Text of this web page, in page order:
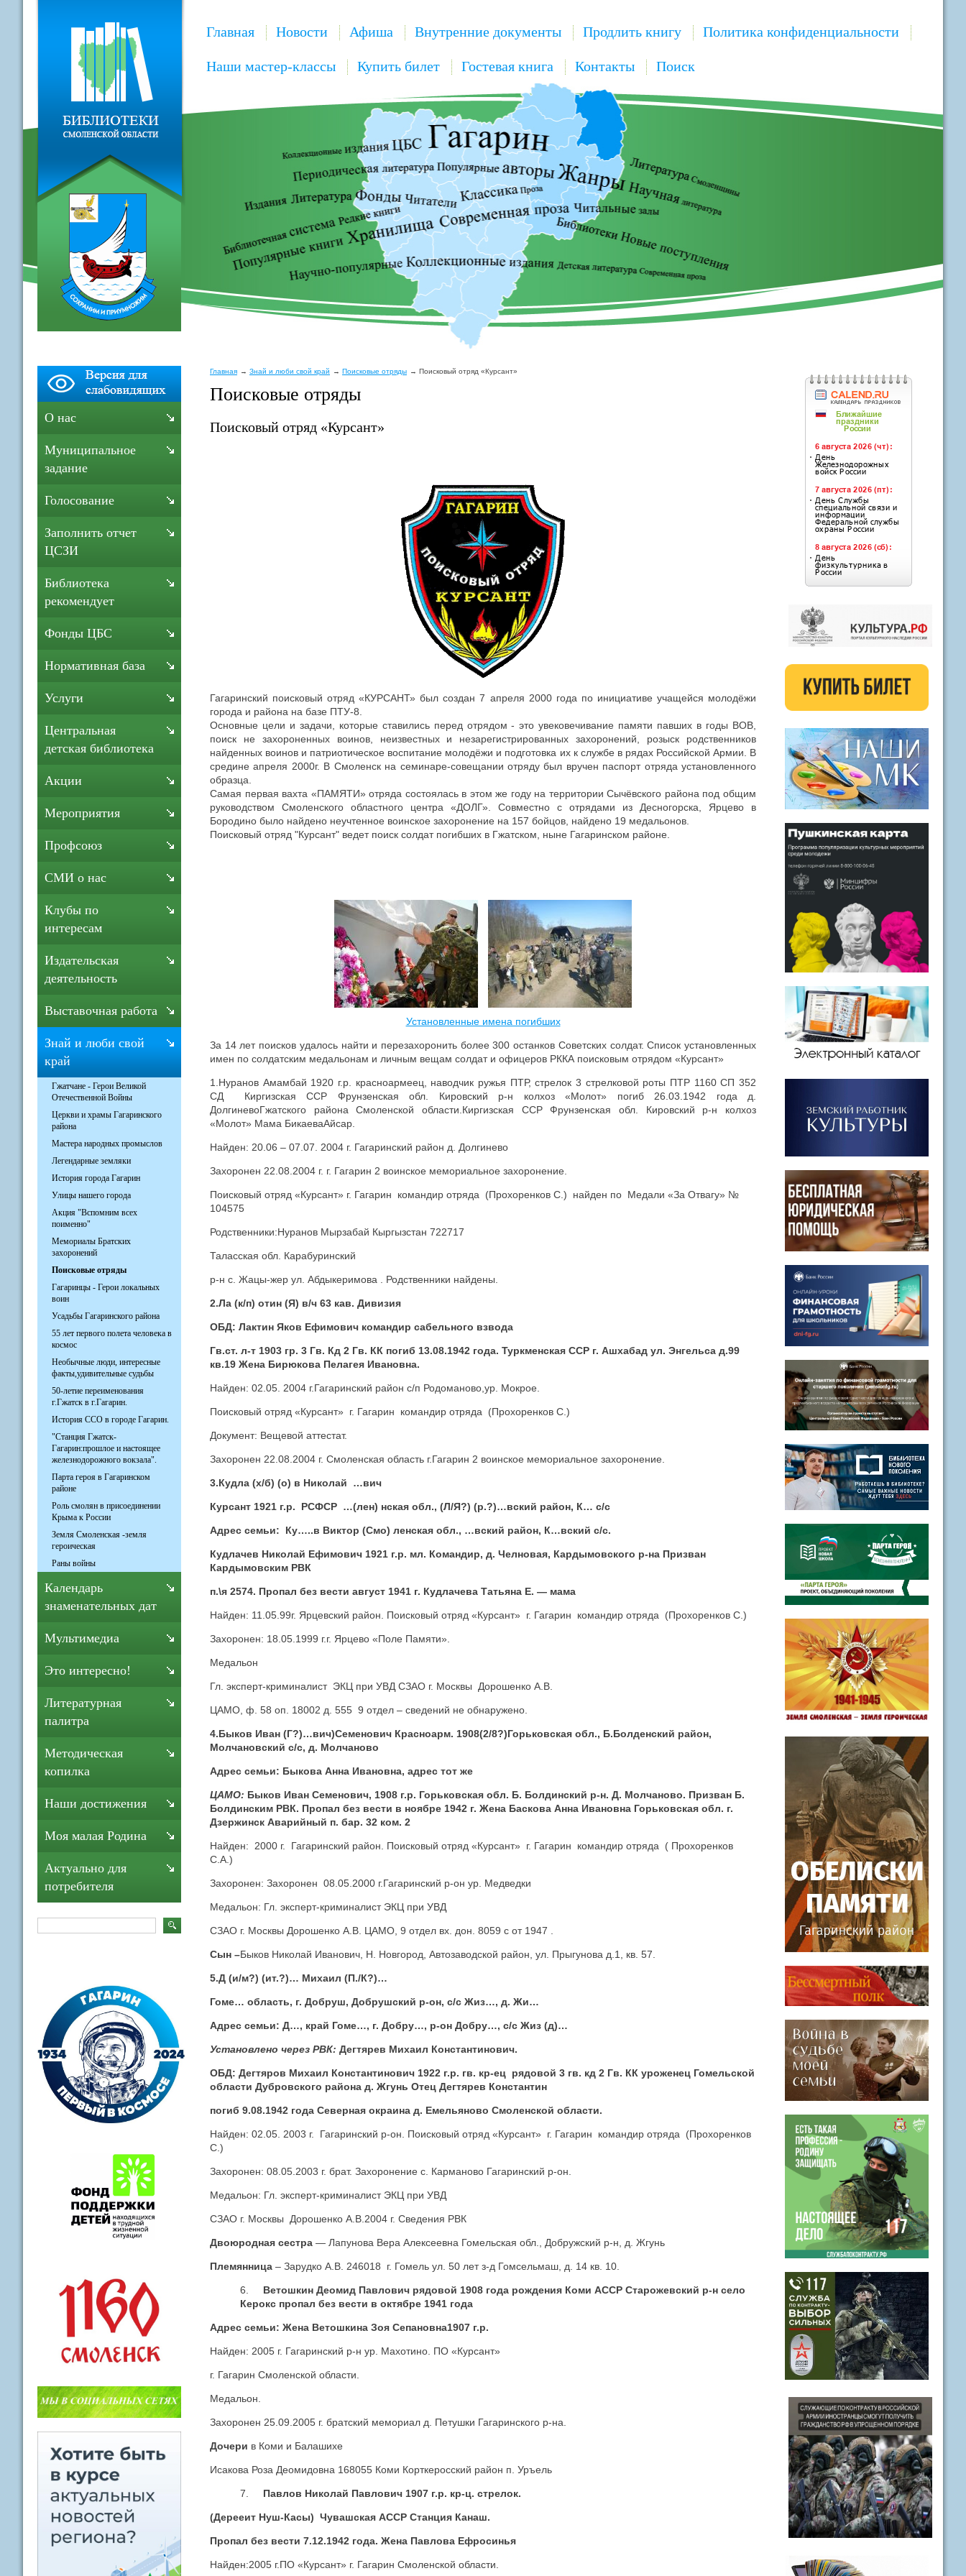
Главная Новости Афиша Внутренние документы Продлить книгу Политика конфиденциальности
Наши мастер-классы Купить билет Гостевая книга Контакты Поиск
Главная Знай и люби свой край Поисковые отряды Поисковый отряд «Курсант»
Поисковые отряды
Поисковый отряд «Курсант»
Гагаринский поисковый отряд «КУРСАНТ» был создан 7 апреля 2000 года по инициативе учащейся молодёжи
города и района на базе ПТУ-8.
Основные цели и задачи, которые ставились перед отрядом - это увековечивание памяти павших в годы ВОВ,
поиск не захороненных воинов, неизвестных и незарегистрированных захоронений, розыск родственников
найденных воинов и патриотическое воспитание молодёжи и подготовка их к службе в рядах Российской Армии. В
средине апреля 2000г. В Смоленск на семинаре-совещании отряду был вручен паспорт отряда установленного
образца.
Самая первая вахта «ПАМЯТИ» отряда состоялась в этом же году на территории Сычёвского района под общим
руководством Смоленского областного центра «ДОЛГ». Совместно с отрядами из Десногорска, Ярцево в
Бородино было найдено неучтенное воинское захоронение на 157 бойцов, найдено 19 медальонов.
Поисковый отряд "Курсант" ведет поиск солдат погибших в Гжатском, ныне Гагаринском районе.
Установленные имена погибших
За 14 лет поисков удалось найти и перезахоронить более 300 останков Советских солдат. Список установленных
имен по солдатским медальонам и личным вещам солдат и офицеров РККА поисковым отрядом «Курсант»
1.Нуранов Амамбай 1920 г.р. красноармеец, наводчик ружья ПТР, стрелок 3 стрелковой роты ПТР 1160 СП 352
СД Киргизская ССР Фрунзенская обл. Кировский р-н колхоз «Молот» погиб 26.03.1942 года д.
ДолгиневоГжатского района Смоленской области.Киргизская ССР Фрунзенская обл. Кировский р-н колхоз
«Молот» Мама БикаеваАйсар.
Найден: 20.06 – 07.07. 2004 г. Гагаринский район д. Долгинево
Захоронен 22.08.2004 г. г. Гагарин 2 воинское мемориальное захоронение.
Поисковый отряд «Курсант» г. Гагарин командир отряда (Прохоренков С.) найден по Медали «За Отвагу» №
104575
Родственники:Нуранов Мырзабай Кыргызстан 722717
Таласская обл. Карабуринский
р-н с. Жацы-жер ул. Абдыкеримова . Родственники найдены.
2.Ла (к/п) отин (Я) в/ч 63 кав. Дивизия
ОБД: Лактин Яков Ефимович командир сабельного взвода
Гв.ст. л-т 1903 гр. 3 Гв. Кд 2 Гв. КК погиб 13.08.1942 года. Туркменская ССР г. Ашхабад ул. Энгельса д.99
кв.19 Жена Бирюкова Пелагея Ивановна.
Найден: 02.05. 2004 г.Гагаринский район с/п Родоманово,ур. Мокрое.
Поисковый отряд «Курсант» г. Гагарин командир отряда (Прохоренков С.)
Документ: Вещевой аттестат.
Захоронен 22.08.2004 г. Смоленская область г.Гагарин 2 воинское мемориальное захоронение.
3.Кудла (х/б) (о) в Николай …вич
Курсант 1921 г.р. РСФСР …(лен) нская обл., (Л/Я?) (р.?)…вский район, К… с/с
Адрес семьи: Ку…..в Виктор (Смо) ленская обл., …вский район, К…вский с/с.
Кудлачев Николай Ефимович 1921 г.р. мл. Командир, д. Челновая, Кардымовского р-на Призван
Кардымовским РВК
п.\я 2574. Пропал без вести август 1941 г. Кудлачева Татьяна Е. — мама
Найден: 11.05.99г. Ярцевский район. Поисковый отряд «Курсант» г. Гагарин командир отряда (Прохоренков С.)
Захоронен: 18.05.1999 г.г. Ярцево «Поле Памяти».
Медальон
Гл. эксперт-криминалист ЭКЦ при УВД СЗАО г. Москвы Дорошенко А.В.
ЦАМО, ф. 58 оп. 18002 д. 555 9 отдел – сведений не обнаружено.
4.Быков Иван (Г?)…вич)Семенович Красноарм. 1908(2/8?)Горьковская обл., Б.Болденский район,
Молчановский с/с, д. Молчаново
Адрес семьи: Быкова Анна Ивановна, адрес тот же
ЦАМО: Быков Иван Семенович, 1908 г.р. Горьковская обл. Б. Болдинский р-н. Д. Молчаново. Призван Б.
Болдинским РВК. Пропал без вести в ноябре 1942 г. Жена Баскова Анна Ивановна Горьковская обл. г.
Дзержинск Аварийный п. бар. 32 ком. 2
Найден: 2000 г. Гагаринский район. Поисковый отряд «Курсант» г. Гагарин командир отряда ( Прохоренков
С.А.)
Захоронен: Захоронен 08.05.2000 г.Гагаринский р-он ур. Медведки
Медальон: Гл. эксперт-криминалист ЭКЦ при УВД
СЗАО г. Москвы Дорошенко А.В. ЦАМО, 9 отдел вх. дон. 8059 с от 1947 .
Сын –Быков Николай Иванович, Н. Новгород, Автозаводской район, ул. Прыгунова д.1, кв. 57.
5.Д (и/м?) (ит.?)… Михаил (П./К?)…
Гоме… область, г. Добруш, Добрушский р-он, с/с Жиз…, д. Жи…
Адрес семьи: Д…, край Гоме…, г. Добру…, р-он Добру…, с/с Жиз (д)…
Установлено через РВК: Дегтярев Михаил Константинович.
ОБД: Дегтяров Михаил Константинович 1922 г.р. гв. кр-ец рядовой 3 гв. кд 2 Гв. КК уроженец Гомельской
области Дубровского района д. Жгунь Отец Дегтярев Константин
погиб 9.08.1942 года Северная окраина д. Емельяново Смоленской области.
Найден: 02.05. 2003 г. Гагаринский р-он. Поисковый отряд «Курсант» г. Гагарин командир отряда (Прохоренков
С.)
Захоронен: 08.05.2003 г. брат. Захоронение с. Карманово Гагаринский р-он.
Медальон: Гл. эксперт-криминалист ЭКЦ при УВД
СЗАО г. Москвы Дорошенко А.В.2004 г. Сведения РВК
Двоюродная сестра — Лапунова Вера Алексеевна Гомельская обл., Добружский р-н, д. Жгунь
Племянница – Зарудко А.В. 246018 г. Гомель ул. 50 лет з-д Гомсельмаш, д. 14 кв. 10.
6. Ветошкин Деомид Павлович рядовой 1908 года рождения Коми АССР Старожевский р-н село
Керокс пропал без вести в октябре 1941 года
Адрес семьи: Жена Ветошкина Зоя Сепановна1907 г.р.
Найден: 2005 г. Гагаринский р-н ур. Махотино. ПО «Курсант»
г. Гагарин Смоленской области.
Медальон.
Захоронен 25.09.2005 г. братский мемориал д. Петушки Гагаринского р-на.
Дочери в Коми и Балашихе
Исакова Роза Деомидовна 168055 Коми Корткеросский район п. Уръель
7. Павлов Николай Павлович 1907 г.р. кр-ц. стрелок.
(Дерееит Нуш-Касы) Чувашская АССР Станция Канаш.
Пропал без вести 7.12.1942 года. Жена Павлова Ефросинья
Найден:2005 г.ПО «Курсант» г. Гагарин Смоленской области.
О нас
Муниципальное
задание
Голосование
Заполнить отчет
ЦСЗИ
Библиотека
рекомендует
Фонды ЦБС
Нормативная база
Услуги
Центральная
детская библиотека
Акции
Мероприятия
Профсоюз
СМИ о нас
Клубы по
интересам
Издательская
деятельность
Выставочная работа
Знай и люби свой
край
Гжатчане - Герои Великой
Отечественной Войны
Церкви и храмы Гагаринского
района
Мастера народных промыслов
Легендарные земляки
История города Гагарин
Улицы нашего города
Акция "Вспомним всех
поименно"
Мемориалы Братских
захоронений
Поисковые отряды
Гагаринцы - Герои локальных
воин
Усадьбы Гагаринского района
55 лет первого полета человека в
космос
Необычные люди, интересные
факты,удивительные судьбы
50-летие переименования
г.Гжатск в г.Гагарин.
История ССО в городе Гагарин.
"Станция Гжатск-
Гагарин:прошлое и настоящее
железнодорожного вокзала".
Парта героя в Гагаринском
районе
Роль смолян в присоединении
Крыма к России
Земля Смоленская -земля
героическая
Раны войны
Календарь
знаменательных дат
Мультимедиа
Это интересно!
Литературная
палитра
Методическая
копилка
Наши достижения
Моя малая Родина
Актуально для
потребителя